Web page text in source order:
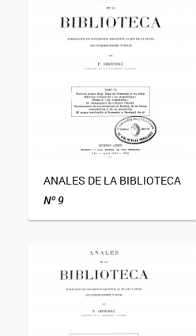
ANALES DE LA BIBLIOTECA
Nº 9